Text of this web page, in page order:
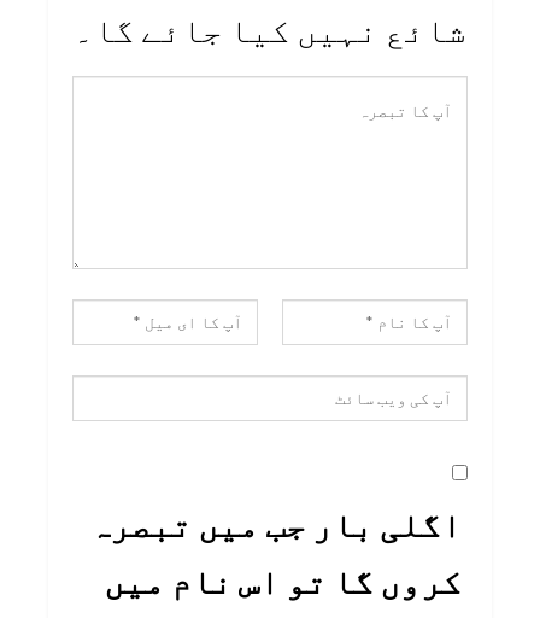
شائع نہیں کیا جائے گا۔
اگلی بار جب میں تبصرہ
کروں گا تو اس نام میں